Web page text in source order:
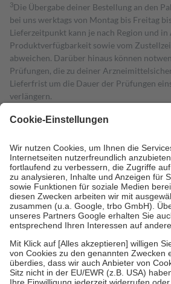
3Die Übergabe deiner Bestellung an den
bei uns werktags von Montag bis Freitag
Lieferzeitpunkt kann je nach Region und
Produktverfügbarkeit sowie vom
abweichen. Darüber hinaus können
Prüfungen, die zu deiner
Lieferfrist um die Dauer der Prüfungen
verlängern.
4Für verschreibungspflichtige
gesetzliche Krankenversicherung
Kosten dafür, der Versicherte trägt einen
mit.
Grundsätzlich leisten Mitglieder
Prozent des Abgabepreises,mindestens
höchstens zehn Euro.Es sind jedoch nie
Kosten der Leistung zu entrichten.
Diese Regeln gelten grundsätzlich auch
Bei Heilmitteln und häuslicher
Zuzahlung zehn Prozent der Kosten sowie
Verordnung.